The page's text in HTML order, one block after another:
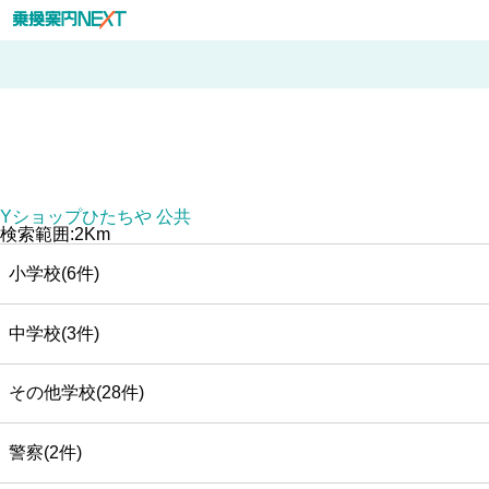
Yショップひたちや 公共
検索範囲:2Km
小学校(6件)
中学校(3件)
その他学校(28件)
警察(2件)